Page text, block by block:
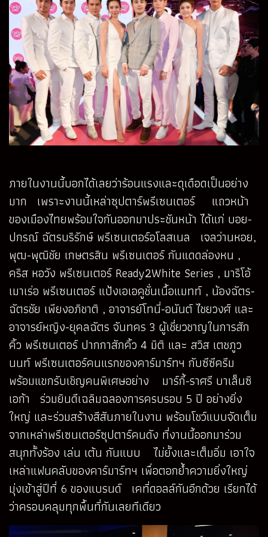
ภายในงานนี้บอกได้เลยว่าร้อนแรงและดุเดือดเป็นอย่าง
มาก เพราะงานนี้เหล่าซุปตาร์พรีเซนเตอร์ แถวหน้า
ของเมืองไทยพร้อมใจกันออกมาประชันหน้า ได้แก่ บอย-
ปกรณ์ ฉัตรบริรักษ์ พรีเซนเตอร์อโลสเนล เจลว่านหอย,
พุฒ-พุฒิชัย เกษตรสิน พรีเซนเตอร์ กันแดดล่องหน ,
คริส หอวัง พรีเซนเตอร์ Ready2White Series , มาริโอ้
เมาเร่อ พรีเซนเตอร์ แป้งเอเอคูชั่นเนื้อแมทท์ , น้องฉัตร-
ฉัตรชัย เพียงอภิชาติ , อาจารย์โทนี่-อนันต์ ไชยวงศ์ และ
อาจารย์หญิง-ยุคลฉัตร จันทคร 3 ผู้เชี่ยวชาญในการสัก
คิ้ว พรีเซนเตอร์ ปากกาสักคิ้ว 4 มิติ และ สวิส เตชภูว
นนท์ พรีเซนเตอร์คนแรกของคาร์มาร์ทฯ กับซีซีครีม
พร้อมแขกรับเชิญคนพิเศษอย่าง มาร์กี้-ราศรี บาเล็นซิ
เอก้า ร่วมยินดีเฉลิมฉลองการครบรอบ 5 ปี อย่างยิ่ง
ใหญ่ และร่วมสร้างสีสันภายในงาน พร้อมโชว์แบบจัดเต็ม
จากเหล่าพรีเซนเตอร์ซุปตาร์คนดัง ที่งานนี้ออกมาร่วม
สนุกทั้งร้อง เล่น เต้น กันแบบ ไม่ยั้งและเต็มอิ่ม เอาใจ
เหล่าแฟนคลับของคาร์มาร์ทฯ เพื่อตอกย้ำความยิ่งใหญ่
มุ่งเข้าสู่ปีที่ 6 ของแบรนด์ เคที่ดอลล์กันอีกด้วย เรียกได้
ว่าครอบคลุมทุกพื้นที่กันเลยทีเดียว